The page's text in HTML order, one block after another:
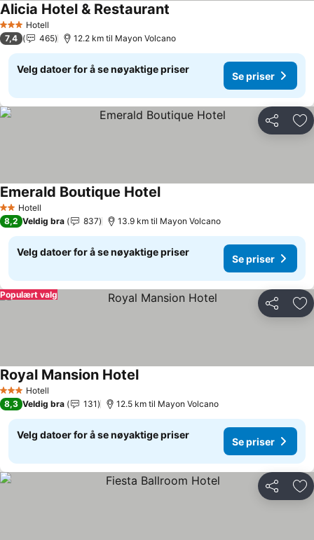
3 StjernerHotell
Alicia Hotel & Restaurant
7,4 465 12.2 km til Mayon Volcano
Velg datoer for å se nøyaktige priser
Se priser
Del
2 Stjerner
Hotell
Emerald Boutique Hotel
8,2 Veldig bra 837 13.9 km til Mayon Volcano
Velg datoer for å se nøyaktige priser
Se priser
Del
Populært valg
3 StjernerHotell
Royal Mansion Hotel
8,3 Veldig bra 131 12.5 km til Mayon Volcano
Velg datoer for å se nøyaktige priser
Se priser
Del